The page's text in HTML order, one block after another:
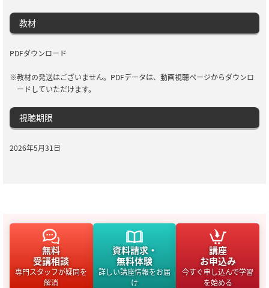
教材
PDFダウンロード
※教材の発送はございません。PDFデータは、動画視聴ページからダウンロ
ードしていただけます。
視聴期限
2026年5月31日
無料
受講相談
専門スタッフが疑問を
解消
資料請求・
無料体験
詳しい講座情報をお届
け
講座
お申込み
今すぐ申し込んで学習
を始める